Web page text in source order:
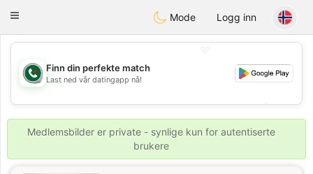
Weshrak
Toggle
Mode Logg inn
💖
💕
💕
Finn din perfekte match
Last ned vår datingapp nå!
Medlemsbilder er private - synlige kun for autentiserte
brukere